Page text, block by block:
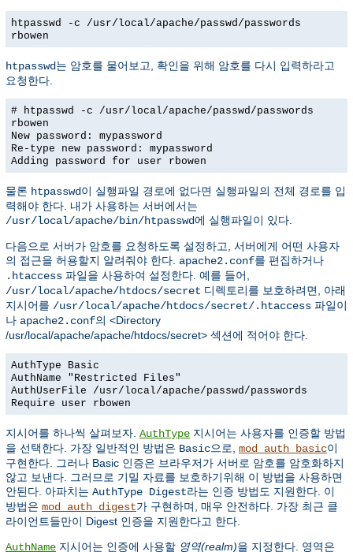
htpasswd -c /usr/local/apache/passwd/passwords
rbowen
htpasswd는 암호를 물어보고, 확인을 위해 암호를 다시 입력하라고
요청한다.
# htpasswd -c /usr/local/apache/passwd/passwords
rbowen
New password: mypassword
Re-type new password: mypassword
Adding password for user rbowen
물론 htpasswd이 실행파일 경로에 없다면 실행파일의 전체 경로를 입
력해야 한다. 내가 사용하는 서버에서는
/usr/local/apache/bin/htpasswd에 실행파일이 있다.
다음으로 서버가 암호를 요청하도록 설정하고, 서버에게 어떤 사용자
의 접근을 허용할지 알려줘야 한다. apache2.conf를 편집하거나
.htaccess 파일을 사용하여 설정한다. 예를 들어,
/usr/local/apache/htdocs/secret 디렉토리를 보호하려면, 아래
지시어를 /usr/local/apache/htdocs/secret/.htaccess 파일이
나 apache2.conf의 <Directory
/usr/local/apache/apache/htdocs/secret> 섹션에 적어야 한다.
AuthType Basic
AuthName "Restricted Files"
AuthUserFile /usr/local/apache/passwd/passwords
Require user rbowen
지시어를 하나씩 살펴보자. AuthType 지시어는 사용자를 인증할 방법
을 선택한다. 가장 일반적인 방법은 Basic으로, mod_auth_basic이
구현한다. 그러나 Basic 인증은 브라우저가 서버로 암호를 암호화하지
않고 보낸다. 그러므로 기밀 자료를 보호하기위해 이 방법을 사용하면
안된다. 아파치는 AuthType Digest라는 인증 방법도 지원한다. 이
방법은 mod_auth_digest가 구현하며, 매우 안전하다. 가장 최근 클
라이언트들만이 Digest 인증을 지원한다고 한다.
AuthName 지시어는 인증에 사용할 영역(realm)을 지정한다. 영역은